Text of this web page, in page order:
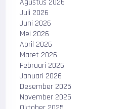
Agustus 2026
Juli 2026
Juni 2026
Mei 2026
April 2026
Maret 2026
Februari 2026
Januari 2026
Desember 2025
November 2025